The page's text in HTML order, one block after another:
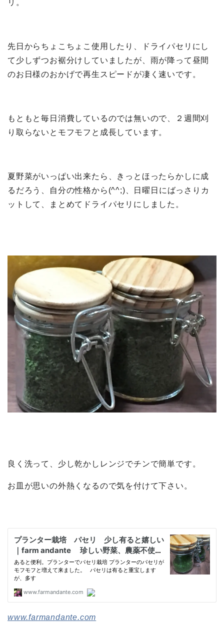
リ。
先日からちょこちょこ使用したり、ドライパセリにし
て少しずつお裾分けしていましたが、雨が降って昼間
のお日様のおかげで再生スピードが凄く速いです。
もともと毎日消費しているのでは無いので、２週間刈
り取らないとモフモフと成長しています。
夏野菜がいっぱい出来たら、きっとほったらかしに成
るだろう、自分の性格から(^^;)、日曜日にばっさりカ
ットして、まとめてドライパセリにしました。
良く洗って、少し乾かしレンジでチンで簡単です。
お皿が思いの外熱くなるので気を付けて下さい。
www.farmandante.com